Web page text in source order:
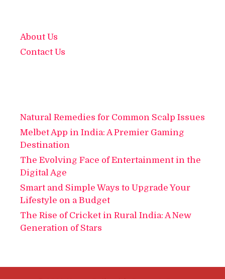
About Us
Contact Us
Natural Remedies for Common Scalp Issues
Melbet App in India: A Premier Gaming
Destination
The Evolving Face of Entertainment in the
Digital Age
Smart and Simple Ways to Upgrade Your
Lifestyle on a Budget
The Rise of Cricket in Rural India: A New
Generation of Stars